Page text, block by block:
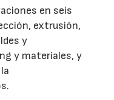
en seis
extrusión,
y
y materiales, y